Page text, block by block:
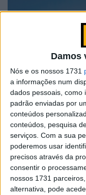
Damos
Nós e os nossos 1731
a informações num
dados pessoais, como
padrão enviadas por
conteúdos
conteúdos, pesquisa
serviços. Com a sua
poderemos usar
precisos através da
consentir o
nossos 1731
alternativa, pode
Num sector
Adventure de
à criação de um